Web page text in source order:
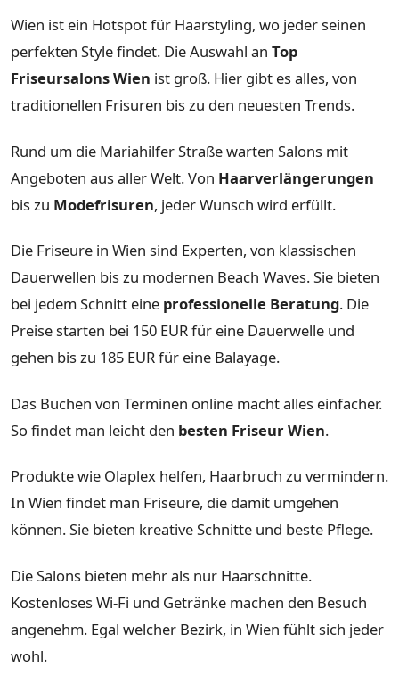
Wien ist ein Hotspot für Haarstyling, wo jeder seinen
perfekten Style findet. Die Auswahl an Top
Friseursalons Wien ist groß. Hier gibt es alles, von
traditionellen Frisuren bis zu den neuesten Trends.
Rund um die Mariahilfer Straße warten Salons mit
Angeboten aus aller Welt. Von Haarverlängerungen
bis zu Modefrisuren, jeder Wunsch wird erfüllt.
Die Friseure in Wien sind Experten, von klassischen
Dauerwellen bis zu modernen Beach Waves. Sie bieten
bei jedem Schnitt eine professionelle Beratung. Die
Preise starten bei 150 EUR für eine Dauerwelle und
gehen bis zu 185 EUR für eine Balayage.
Das Buchen von Terminen online macht alles einfacher.
So findet man leicht den besten Friseur Wien.
Produkte wie Olaplex helfen, Haarbruch zu vermindern.
In Wien findet man Friseure, die damit umgehen
können. Sie bieten kreative Schnitte und beste Pflege.
Die Salons bieten mehr als nur Haarschnitte.
Kostenloses Wi-Fi und Getränke machen den Besuch
angenehm. Egal welcher Bezirk, in Wien fühlt sich jeder
wohl.